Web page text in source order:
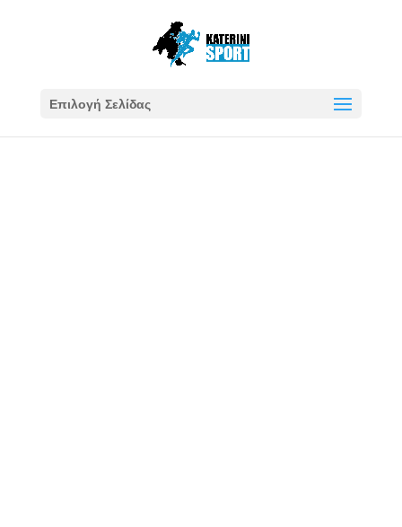
Επιλογή Σελίδας